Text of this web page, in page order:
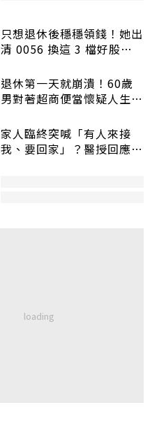
只想退休後穩穩領錢！她出
清 0056 換這 3 檔好股：
退休第一天就崩潰！60歲
男對著超商便當懷疑人生
家人臨終突喊「有人來接
我、要回家」？醫授回應方